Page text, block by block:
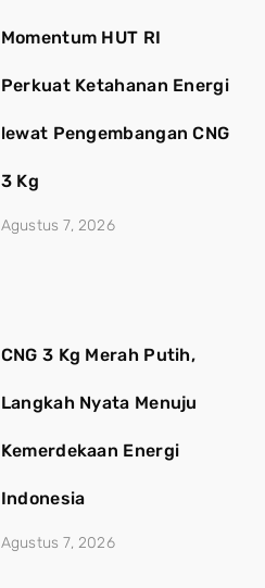
Momentum HUT RI
Perkuat Ketahanan Energi
lewat Pengembangan CNG
3 Kg
Agustus 7, 2026
CNG 3 Kg Merah Putih,
Langkah Nyata Menuju
Kemerdekaan Energi
Indonesia
Agustus 7, 2026